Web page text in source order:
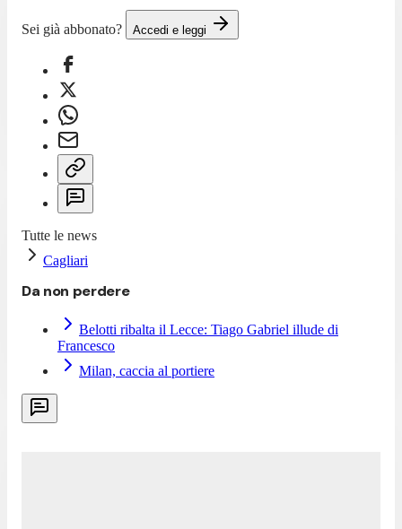
Sei già abbonato? Accedi e leggi
Tutte le news
Cagliari
Da non perdere
Belotti ribalta il Lecce: Tiago Gabriel illude di
Francesco
Milan, caccia al portiere